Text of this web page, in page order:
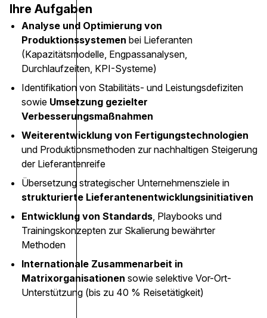
Ihre Aufgaben
Analyse und Optimierung von
Produktionssystemen bei Lieferanten
(Kapazitätsmodelle, Engpassanalysen,
Durchlaufzeiten, KPI-Systeme)
Identifikation von Stabilitäts- und Leistungsdefiziten
sowie Umsetzung gezielter
Verbesserungsmaßnahmen
Weiterentwicklung von Fertigungstechnologien
und Produktionsmethoden zur nachhaltigen Steigerung
der Lieferantenreife
Übersetzung strategischer Unternehmensziele in
strukturierte Lieferantenentwicklungsinitiativen
Entwicklung von Standards, Playbooks und
Trainingskonzepten zur Skalierung bewährter
Methoden
Internationale Zusammenarbeit in
Matrixorganisationen sowie selektive Vor-Ort-
Unterstützung (bis zu 40 % Reisetätigkeit)